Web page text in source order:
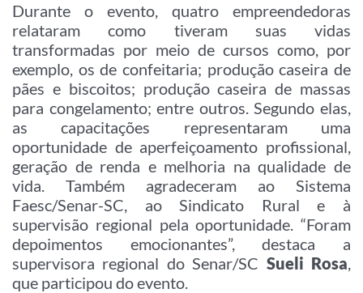
Durante o evento, quatro empreendedoras
relataram como tiveram suas vidas
transformadas por meio de cursos como, por
exemplo, os de confeitaria; produção caseira de
pães e biscoitos; produção caseira de massas
para congelamento; entre outros. Segundo elas,
as capacitações representaram uma
oportunidade de aperfeiçoamento profissional,
geração de renda e melhoria na qualidade de
vida. Também agradeceram ao Sistema
Faesc/Senar-SC, ao Sindicato Rural e à
supervisão regional pela oportunidade. “Foram
depoimentos emocionantes”, destaca a
supervisora regional do Senar/SC Sueli Rosa,
que participou do evento.